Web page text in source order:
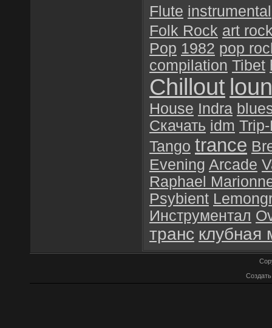
Flute instrumental
Folk Rock art
Pop 1982 pop
compilation Tibet
Chillout
House Indra
Скачать idm
Tango trance
Evening Arcade
Raphael
Psybient
Инструментал
транс клубная